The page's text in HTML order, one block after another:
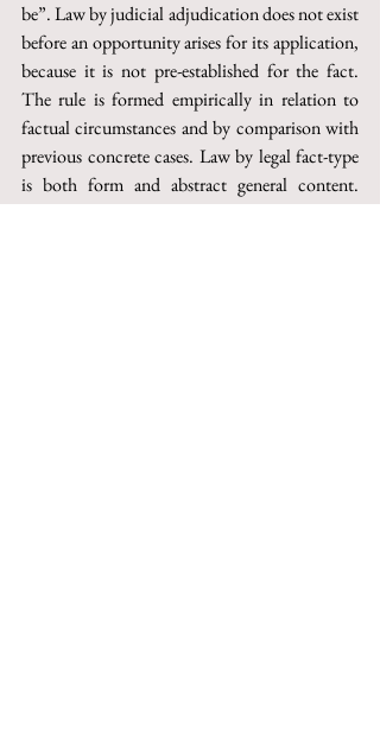
be”. Law by judicial adjudication does not exist
before an opportunity arises for its application,
because it is not pre-established for the fact.
The rule is formed empirically in relation to
factual circumstances and by comparison with
previous concrete cases. Law by legal fact-type
is both form and abstract general content.